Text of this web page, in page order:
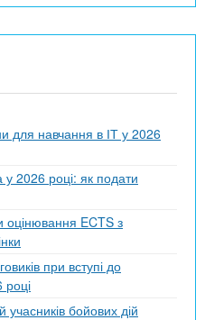
для навчання в ІТ у 2026
у 2026 році: як подати
оцінювання ECTS з
при вступі до
році
учасників бойових дій